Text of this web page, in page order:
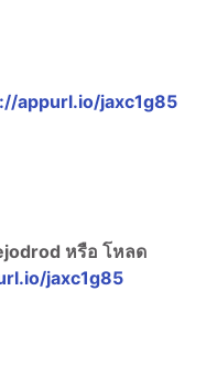
appurl.io/jaxc1g85
หรือ โหลด
jaxc1g85